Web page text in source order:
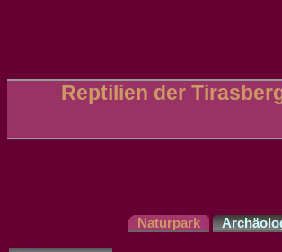
Reptilien der
Naturpark